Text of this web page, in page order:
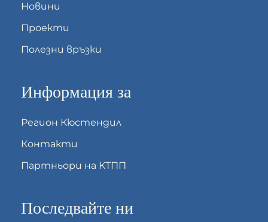
Новини
Проекти
Полезни връзки
Информация за
Регион Кюстендил
Контакти
Партньори на КТПП
Последвайте ни